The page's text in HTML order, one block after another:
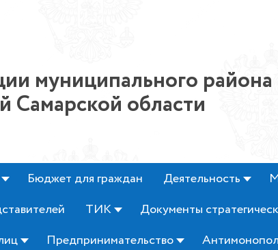
муниципального района
Самарской области
Бюджет для граждан Деятельность
ТИК
Документы
Предпринимательство